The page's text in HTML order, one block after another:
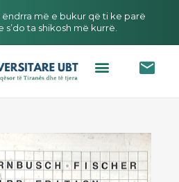
më e bukur që ti ke parë
ta shikosh më kurrë.